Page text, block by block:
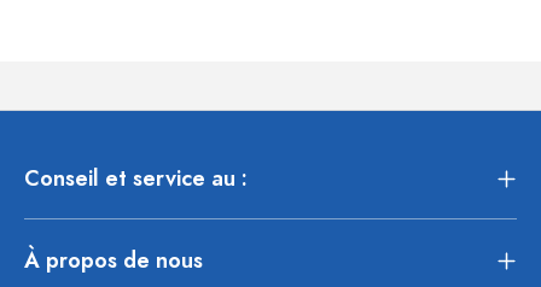
Conseil et service au :
À propos de nous